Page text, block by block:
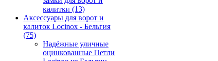
калитки (13)
Аксессуары для ворот и
калиток Locinox - Бельгия
(75)
Надёжные уличные
оцинкованные Петли